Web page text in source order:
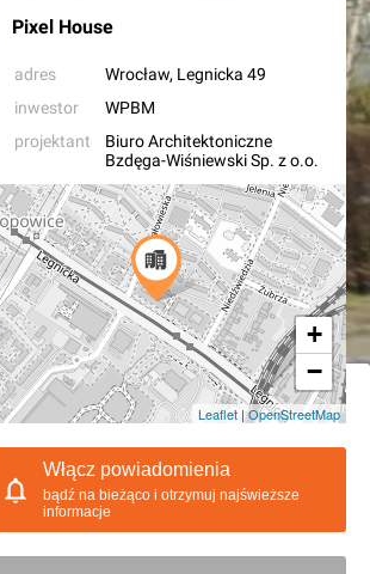
Pixel House
adres Wrocław, Legnicka 49
inwestor
WPBM
projektant
Biuro Architektoniczne
Bzdęga-Wiśniewski Sp. z o.o.
+
−
Leaflet |OpenStreetMap
Włącz powiadomienia
bądź na bieżąco i otrzymuj najświeższe
informacje